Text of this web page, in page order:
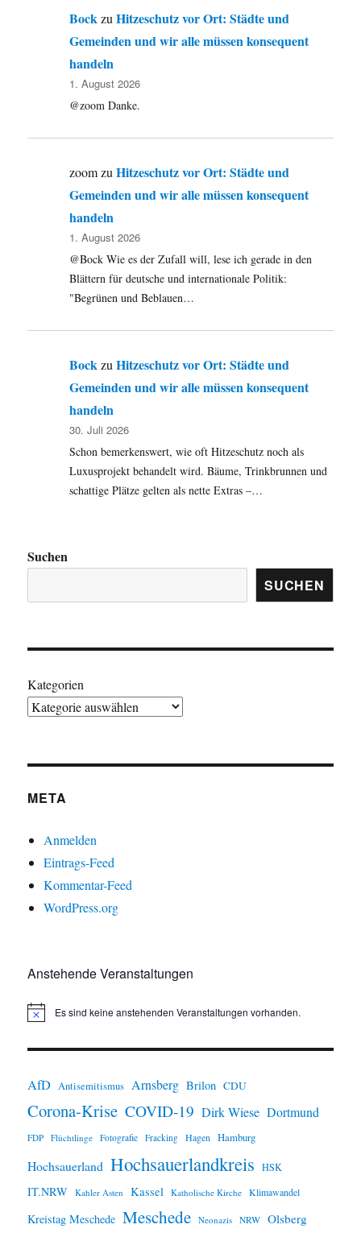
BockzuHitzeschutz vor Ort: Städte und
Gemeinden und wir alle müssen konsequent
handeln
1. August 2026
@zoom Danke.
zoomzuHitzeschutz vor Ort: Städte und
Gemeinden und wir alle müssen konsequent
handeln
1. August 2026
@Bock Wie es der Zufall will, lese ich gerade in den
Blättern für deutsche und internationale Politik:
"Begrünen und Beblauen…
BockzuHitzeschutz vor Ort: Städte und
Gemeinden und wir alle müssen konsequent
handeln
30. Juli 2026
Schon bemerkenswert, wie oft Hitzeschutz noch als
Luxusprojekt behandelt wird. Bäume, Trinkbrunnen und
schattige Plätze gelten als nette Extras –…
Suchen
SUCHEN
Kategorien
META
Anmelden
Eintrags-Feed
Kommentar-Feed
WordPress.org
Anstehende Veranstaltungen
H
Es sind keine anstehenden Veranstaltungen vorhanden.
AfD Antisemitismus Arnsberg Brilon CDU
Corona-Krise COVID-19 Dirk Wiese Dortmund
FDP Flüchtlinge Fotografie Fracking Hagen Hamburg
Hochsauerland Hochsauerlandkreis HSK
IT.NRW Kahler Asten Kassel Katholische Kirche Klimawandel
Kreistag Meschede Meschede Neonazis NRW Olsberg